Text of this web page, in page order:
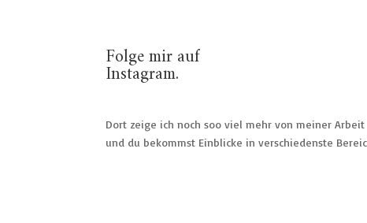
Folge mir auf
Instagram.
Dort zeige ich noch soo viel mehr von meiner Arbeit
und du bekommst Einblicke in verschiedenste